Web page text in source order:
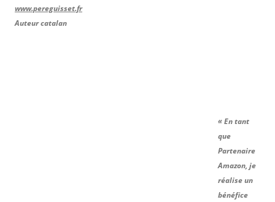
www.pereguisset.fr
Auteur catalan
« En tant
que
Partenaire
Amazon, je
réalise un
bénéfice